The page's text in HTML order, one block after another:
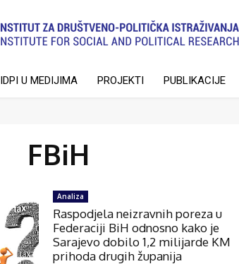
IDPI U MEDIJIMA PROJEKTI PUBLIKACIJE
FBiH
Analiza
Raspodjela neizravnih poreza u
Federaciji BiH odnosno kako je
Sarajevo dobilo 1,2 milijarde KM
prihoda drugih županija